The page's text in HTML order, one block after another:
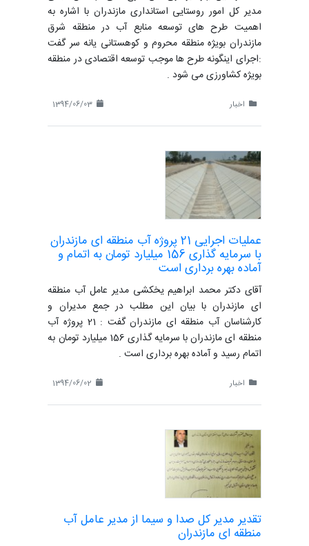
مدیر کل امور روستایی استانداری مازندران با اشاره به
اهمیت طرح های توسعه منابع آب در منطقه شرق
مازندران بویژه منطقه محروم و کوهستانی یانه سر گفت
:اجرای اینگونه طرح ها موجب توسعه اقتصادی در منطقه
بویژه کشاورزی می شود .
اخبار
عملیات اجرایی 21 پروژه آب منطقه ای مازندران
با سرمایه گذاری 156 میلیارد تومان به اتمام و
آماده بهره برداری است
آقای دکتر محمد ابراهیم یخکشی مدیر عامل آب منطقه
ای مازندران با بیان این مطلب در جمع مدیران و
کارشناسان آب منطقه ای مازندران گفت : 21 پروژه آب
منطقه ای مازندران با سرمایه گذاری 156 میلیارد تومان به
اتمام رسید و آماده بهره برداری است .
اخبار
تقدیر مدیر کل صدا و سیما از مدیر عامل آب
منطقه ای مازندران